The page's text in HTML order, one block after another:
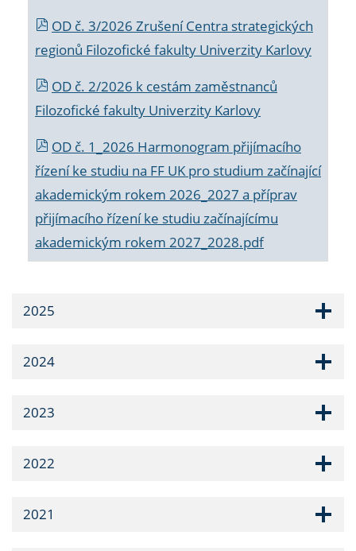
OD č. 3/2026 Zrušení Centra strategických
regionů Filozofické fakulty Univerzity Karlovy
OD č. 2/2026 k cestám zaměstnanců
Filozofické fakulty Univerzity Karlovy
OD č. 1_2026 Harmonogram přijímacího
řízení ke studiu na FF UK pro studium začínající
akademickým rokem 2026_2027 a příprav
přijímacího řízení ke studiu začínajícímu
akademickým rokem 2027_2028.pdf
2025
2024
2023
2022
2021